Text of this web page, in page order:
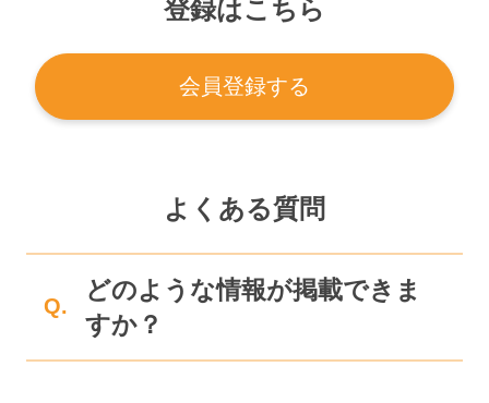
登録はこちら
会員登録する
よくある質問
Q.
どのような情報が掲載できま
すか？